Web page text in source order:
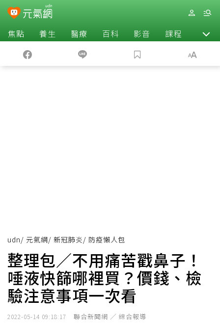
焦點 養生 醫療 百科 影音 課程 退休
udn/ 元氣網/ 新冠肺炎 / 防疫懶人包
整理包／不用痛苦戳鼻子！
唾液快篩哪裡買？價錢、檢
驗注意事項一次看
2022-05-14 09:18:17 聯合新聞網 ／ 綜合報導